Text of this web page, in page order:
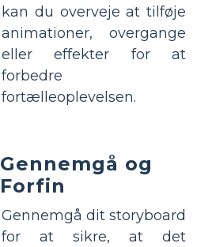
kan du overveje at tilføje
animationer, overgange
eller effekter for at
forbedre
fortælleoplevelsen.
Gennemgå og
Forfin
Gennemgå dit storyboard
for at sikre, at det